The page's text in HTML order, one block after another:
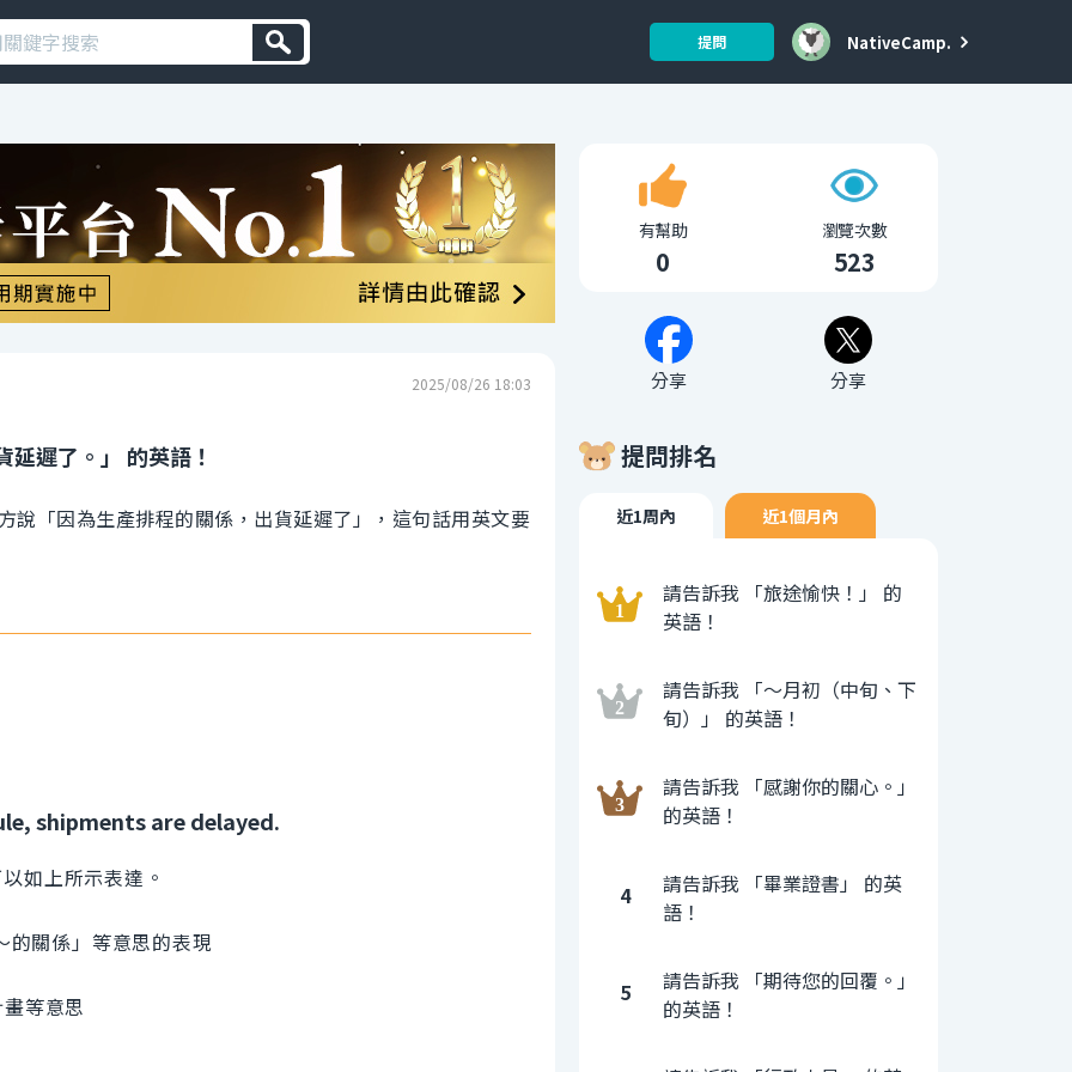
提問 NativeCamp.
2025/08/26 18:03
遲了。」 的英語！
說「因為生產排程的關係，出貨延遲了」，這句話用英文要
shipments are delayed.
如上所示表達。
關係」等意思的表現
等意思
有幫助
0
瀏覽次數
523
分享 分享
提問排名
近1周內 近1個月內
請告訴我 「旅途愉快！」 的
英語！
請告訴我 「〜月初（中旬、下
旬）」 的英語！
請告訴我 「感謝你的關心。」
的英語！
4
請告訴我 「畢業證書」 的英
語！
5
請告訴我 「期待您的回覆。」
的英語！